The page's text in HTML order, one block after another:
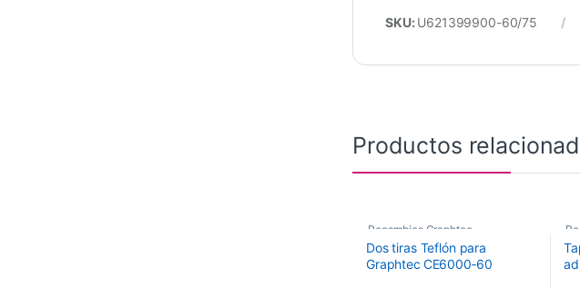
SKU: U621399900-60/75
Productos
Recambios Graphtec
Dos tiras Teflón para
Graphtec CE6000‑60